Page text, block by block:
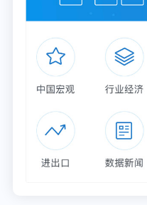
级工程师，7年前，晋
我们是在CSDN论坛上
层操作系统级的防劫持
线上故障的方法论、微